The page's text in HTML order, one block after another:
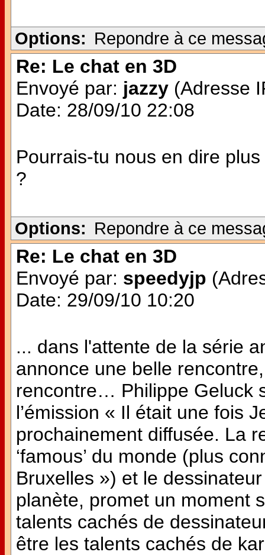
Options: Repondre à ce
Re: Le chat en 3D
Envoyé par: jazzy (Adresse
Date: 28/09/10 22:08
Pourrais-tu nous en dire
?
Options: Repondre à ce
Re: Le chat en 3D
Envoyé par: speedyjp
Date: 29/09/10 10:20
... dans l'attente de la série
annonce une belle
rencontre… Philippe Geluck
l’émission « Il était une fois
prochainement diffusée. La
‘famous’ du monde (plus
Bruxelles ») et le
planète, promet un moment
talents cachés de
être les talents cachés de